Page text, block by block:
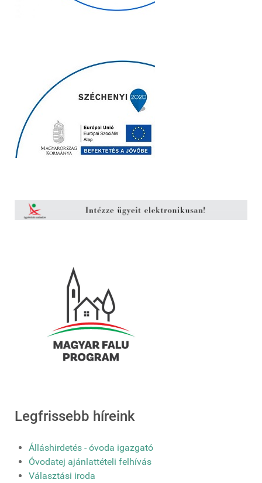
Legfrissebb híreink
Álláshirdetés - óvoda igazgató
Óvodatej ajánlattételi felhívás
Választási iroda